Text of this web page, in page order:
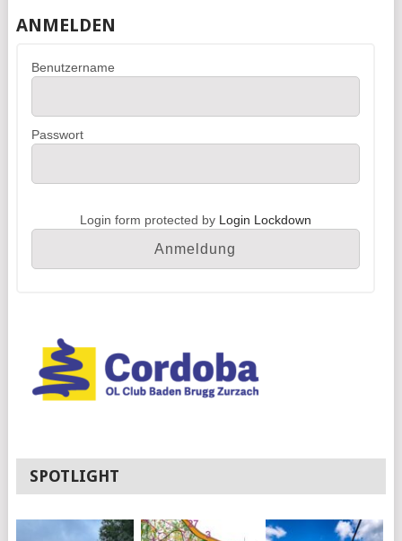
ANMELDEN
Benutzername
Passwort
Login form protected by Login Lockdown
SPOTLIGHT